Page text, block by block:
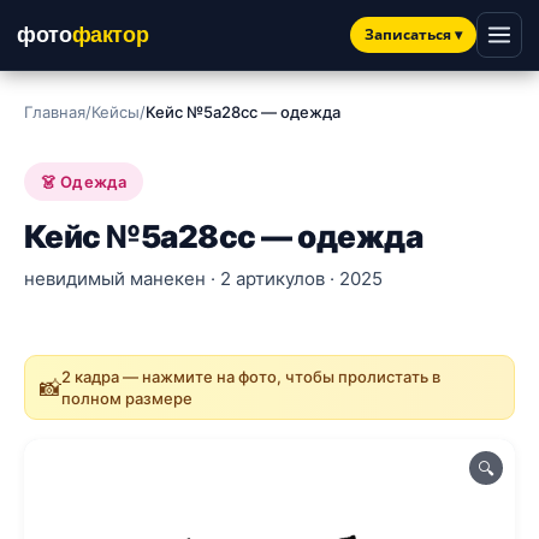
фотофактор Записаться▾
Главная/Кейсы/Кейс №5a28cc — одежда
👗 Одежда
Кейс №5a28cc — одежда
невидимый манекен · 2 артикулов · 2025
📸2 кадра — нажмите на фото, чтобы пролистать в
полном размере
🔍